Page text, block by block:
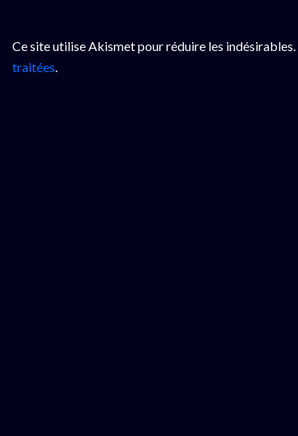
Ce site utilise Akismet pour réduire les indésirables.
traitées.